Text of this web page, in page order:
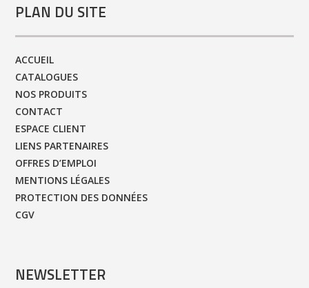
PLAN DU SITE
ACCUEIL
CATALOGUES
NOS PRODUITS
CONTACT
ESPACE CLIENT
LIENS PARTENAIRES
OFFRES D’EMPLOI
MENTIONS LÉGALES
PROTECTION DES DONNÉES
CGV
NEWSLETTER